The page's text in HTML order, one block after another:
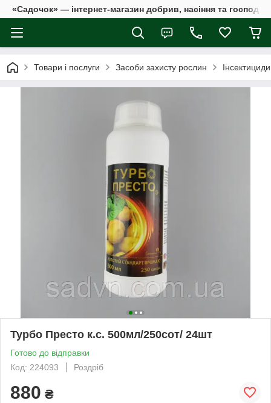
«Садочок» — інтернет-магазин добрив, насіння та
Товари і послуги Засоби захисту рослин Інсектициди
Турбо Престо к.с. 500мл/250сот/ 24шт
Готово до відправки
Код: 224093
Роздріб
880 ₴